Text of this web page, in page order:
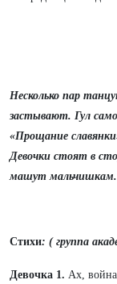
Несколько пар
застывают. Гул
«Прощание
Девочки стоят в
машут мальчишкам.
Стихи: ( группа
Девочка 1. Ах,